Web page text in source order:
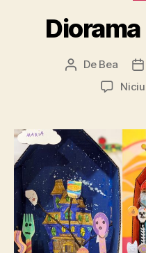
Autor
articol
De Bea